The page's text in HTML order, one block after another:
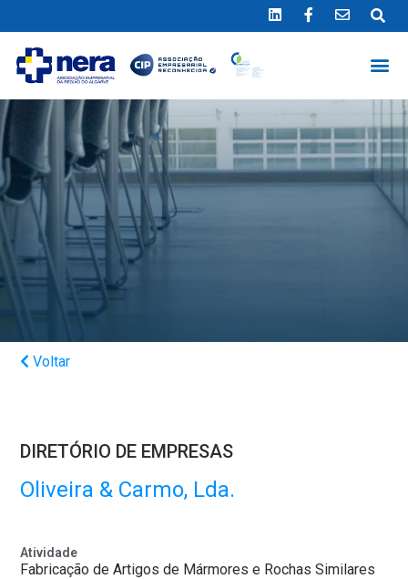
Voltar
DIRETÓRIO DE EMPRESAS
Oliveira & Carmo, Lda.
Atividade
Fabricação de Artigos de Mármores e Rochas Similares